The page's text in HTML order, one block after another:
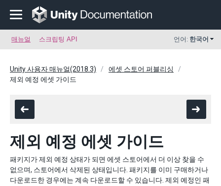
매뉴얼 스크립팅 API 언어: 한국어
Unity 사용자 매뉴얼(2018.3)
에셋 스토어 퍼블리싱
제외 예정 에셋 가이드
제외 예정 에셋 가이드
패키지가 제외 예정 상태가 되면 에셋 스토어에서 더 이상 찾을 수
없으며, 스토어에서 삭제된 상태입니다. 패키지를 이미 구매하거나
다운로드한 경우에는 계속 다운로드할 수 있습니다. 제외 예정인 패